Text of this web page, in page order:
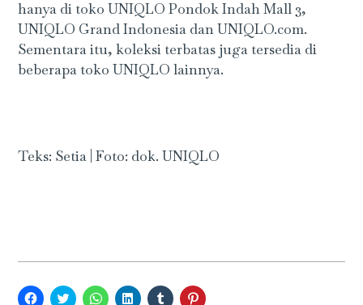
hanya di toko UNIQLO Pondok Indah Mall 3,
UNIQLO Grand Indonesia dan UNIQLO.com.
Sementara itu, koleksi terbatas juga tersedia di
beberapa toko UNIQLO lainnya.
Teks: Setia | Foto: dok. UNIQLO
Click Click Click Click Click Click